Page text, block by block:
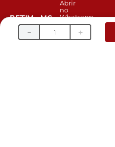
＋
－
BETIM - MG
Av. Amazonas, 1521
Brasiléia